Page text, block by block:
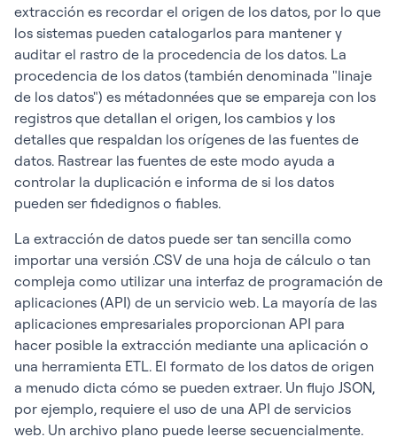
extracción es recordar el origen de los datos, por lo que
los sistemas pueden catalogarlos para mantener y
auditar el rastro de la procedencia de los datos. La
procedencia de los datos (también denominada "linaje
de los datos") es métadonnées que se empareja con los
registros que detallan el origen, los cambios y los
detalles que respaldan los orígenes de las fuentes de
datos. Rastrear las fuentes de este modo ayuda a
controlar la duplicación e informa de si los datos
pueden ser fidedignos o fiables.
La extracción de datos puede ser tan sencilla como
importar una versión .CSV de una hoja de cálculo o tan
compleja como utilizar una interfaz de programación de
aplicaciones (API) de un servicio web. La mayoría de las
aplicaciones empresariales proporcionan API para
hacer posible la extracción mediante una aplicación o
una herramienta ETL. El formato de los datos de origen
a menudo dicta cómo se pueden extraer. Un flujo JSON,
por ejemplo, requiere el uso de una API de servicios
web. Un archivo plano puede leerse secuencialmente.